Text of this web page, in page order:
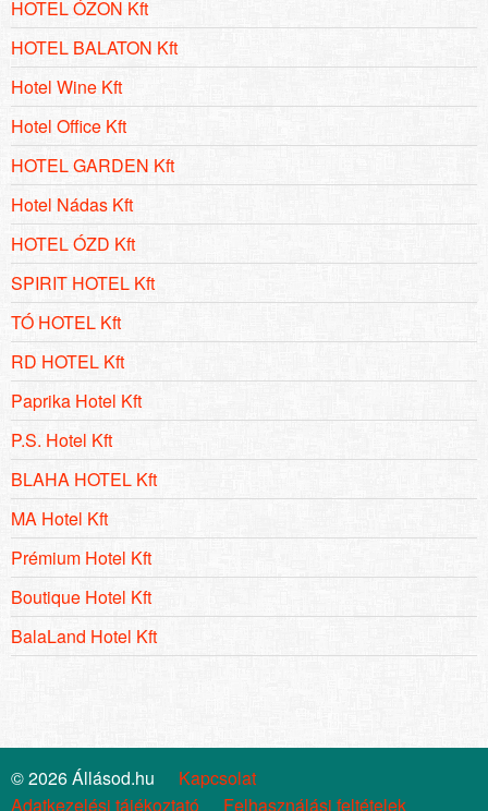
HOTEL ÓZON Kft
HOTEL BALATON Kft
Hotel Wine Kft
Hotel Office Kft
HOTEL GARDEN Kft
Hotel Nádas Kft
HOTEL ÓZD Kft
SPIRIT HOTEL Kft
TÓ HOTEL Kft
RD HOTEL Kft
Paprika Hotel Kft
P.S. Hotel Kft
BLAHA HOTEL Kft
MA Hotel Kft
Prémium Hotel Kft
Boutique Hotel Kft
BalaLand Hotel Kft
© 2026 Állásod.hu
Kapcsolat
Adatkezelési tájékoztató
Felhasználási feltételek